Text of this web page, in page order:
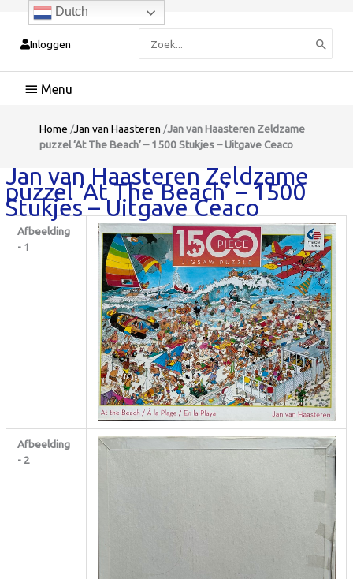
Inloggen
naar:
Hoofdmenu
Home /Jan van Haasteren /Jan van Haasteren Zeldzame
puzzel ‘At The Beach’ – 1500 Stukjes – Uitgave Ceaco
Jan van Haasteren Zeldzame
puzzel ‘At The Beach’ – 1500
Stukjes – Uitgave Ceaco
Afbeelding
- 1
Afbeelding
- 2
Dutch